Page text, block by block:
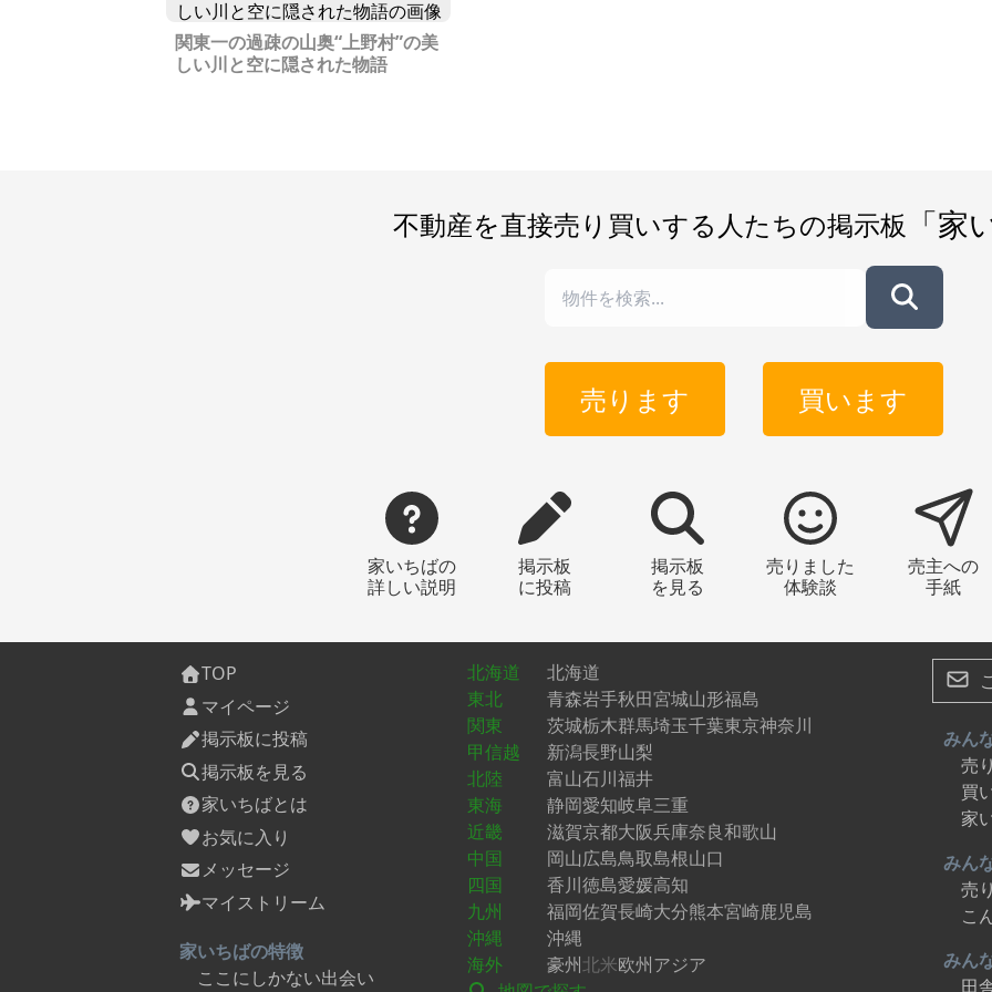
関東一の過疎の山奥“上野村”の美
しい川と空に隠された物語
不動産を直接売り買いする人たちの掲示板 「家
売ります 買います
家いちばの
詳しい説明
掲示板
に投稿
掲示板
を見る
売りました
体験談
売主への
手紙
TOP
マイページ
掲示板に投稿
掲示板を見る
家いちばとは
お気に入り
メッセージ
マイストリーム
家いちばの特徴
ここにしかない出会い
北海道
北海道
東北
青森岩手秋田宮城山形福島
関東
茨城栃木群馬埼玉千葉東京神奈川
甲信越
新潟長野山梨
北陸
富山石川福井
東海
静岡愛知岐阜三重
近畿
滋賀京都大阪兵庫奈良和歌山
中国
岡山広島鳥取島根山口
四国
香川徳島愛媛高知
九州
福岡佐賀長崎大分熊本宮崎鹿児島
沖縄
沖縄
海外
豪州北米欧州アジア
みん
売
買
家
みん
売
こ
みん
田